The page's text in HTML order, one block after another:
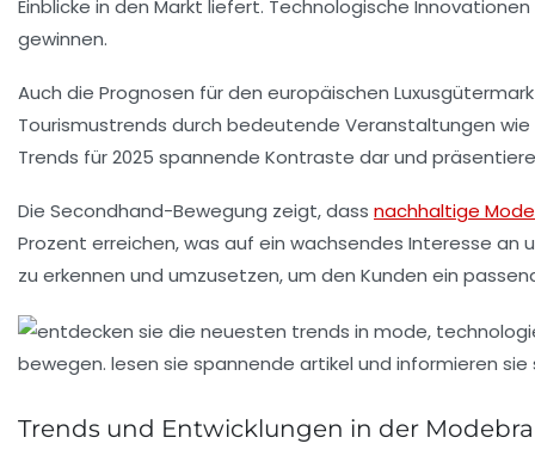
Einblicke in den Markt liefert. Technologische Innovationen
gewinnen.
Auch die Prognosen für den europäischen
Tourismustrends durch bedeutende Veranstaltungen wie
Trends für 2025 spannende Kontraste dar und
Die Secondhand-Bewegung zeigt, dass nachhaltige Mode
Prozent erreichen, was auf ein wachsendes Interesse an
zu erkennen und umzusetzen, um den Kunden ein
Trends und Entwicklungen in der